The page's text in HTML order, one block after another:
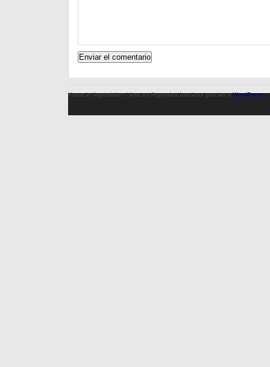
Kunst in Argentinien / Arte en Argentina funciona gracias aWordPress